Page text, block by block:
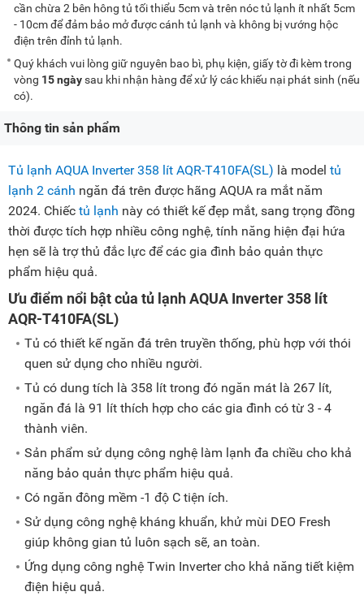
cần chừa 2 bên hông tủ tối thiểu 5cm và trên nóc tủ lạnh ít nhất 5cm
- 10cm để đảm bảo mở được cánh tủ lạnh và không bị vướng hộc
điện trên đỉnh tủ lạnh.
Quý khách vui lòng giữ nguyên bao bì, phụ kiện, giấy tờ đi kèm trong
vòng 15 ngàysau khi nhận hàng để xử lý các khiếu nại phát sinh (nếu
có).
Thông tin sản phẩm
Tủ lạnh AQUA Inverter 358 lít AQR-T410FA(SL) là model tủ
lạnh 2 cánh ngăn đá trên được hãng AQUA ra mắt năm
2024. Chiếc tủ lạnh này có thiết kế đẹp mắt, sang trọng đồng
thời được tích hợp nhiều công nghệ, tính năng hiện đại hứa
hẹn sẽ là trợ thủ đắc lực để các gia đình bảo quản thực
phẩm hiệu quả.
Ưu điểm nổi bật của tủ lạnh AQUA Inverter 358 lít
AQR-T410FA(SL)
Tủ có thiết kế ngăn đá trên truyền thống, phù hợp với thói
quen sử dụng cho nhiều người.
Tủ có dung tích là 358 lít trong đó ngăn mát là 267 lít,
ngăn đá là 91 lít thích hợp cho các gia đình có từ 3 - 4
thành viên.
Sản phẩm sử dụng công nghệ làm lạnh đa chiều cho khả
năng bảo quản thực phẩm hiệu quả.
Có ngăn đông mềm -1 độ C tiện ích.
Sử dụng công nghệ kháng khuẩn, khử mùi DEO Fresh
giúp không gian tủ luôn sạch sẽ, an toàn.
Ứng dụng công nghệ Twin Inverter cho khả năng tiết kiệm
điện hiệu quả.